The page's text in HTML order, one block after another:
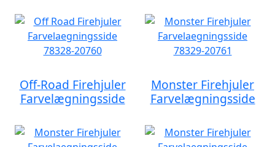
Off-Road Firehjuler
Farvelægningsside
Monster Firehjuler
Farvelægningsside